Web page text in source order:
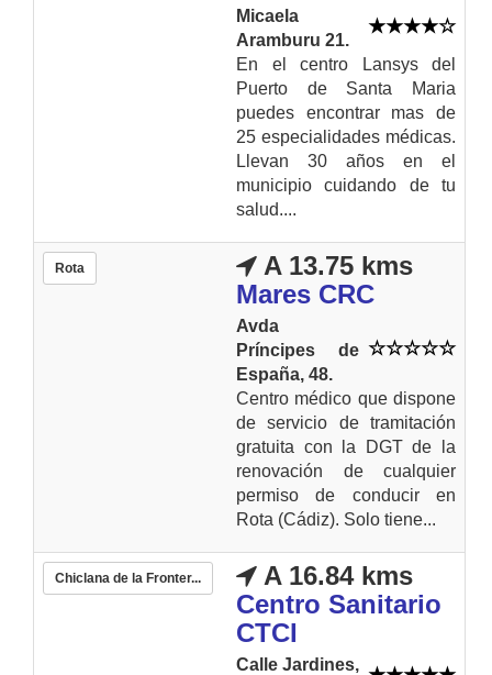
Micaela
Aramburu 21.
En el centro Lansys del
Puerto de Santa Maria
puedes encontrar mas de
25 especialidades médicas.
Llevan 30 años en el
municipio cuidando de tu
salud....
Rota
A 13.75 kms
Mares CRC
Avda
Príncipes de
España, 48.
Centro médico que dispone
de servicio de tramitación
gratuita con la DGT de la
renovación de cualquier
permiso de conducir en
Rota (Cádiz). Solo tiene...
Chiclana de la Fronter...
A 16.84 kms
Centro Sanitario
CTCI
Calle Jardines,